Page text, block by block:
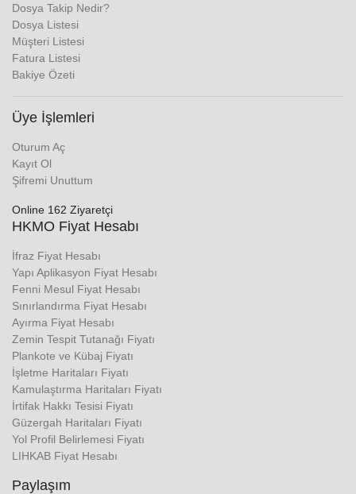
Dosya Takip Nedir?
Dosya Listesi
Müşteri Listesi
Fatura Listesi
Bakiye Özeti
Üye İşlemleri
Oturum Aç
Kayıt Ol
Şifremi Unuttum
Online 162 Ziyaretçi
HKMO Fiyat Hesabı
İfraz Fiyat Hesabı
Yapı Aplikasyon Fiyat Hesabı
Fenni Mesul Fiyat Hesabı
Sınırlandırma Fiyat Hesabı
Ayırma Fiyat Hesabı
Zemin Tespit Tutanağı Fiyatı
Plankote ve Kübaj Fiyatı
İşletme Haritaları Fiyatı
Kamulaştırma Haritaları Fiyatı
İrtifak Hakkı Tesisi Fiyatı
Güzergah Haritaları Fiyatı
Yol Profil Belirlemesi Fiyatı
LIHKAB Fiyat Hesabı
Paylaşım